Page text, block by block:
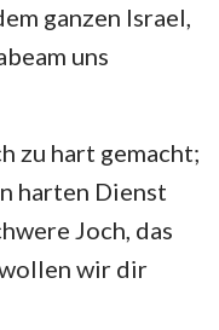
ganzen Israel,
uns
zu hart gemacht;
harten Dienst
Joch, das
wir dir